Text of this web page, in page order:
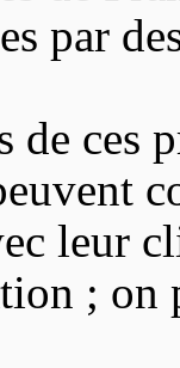
par
de ces
leur
; on